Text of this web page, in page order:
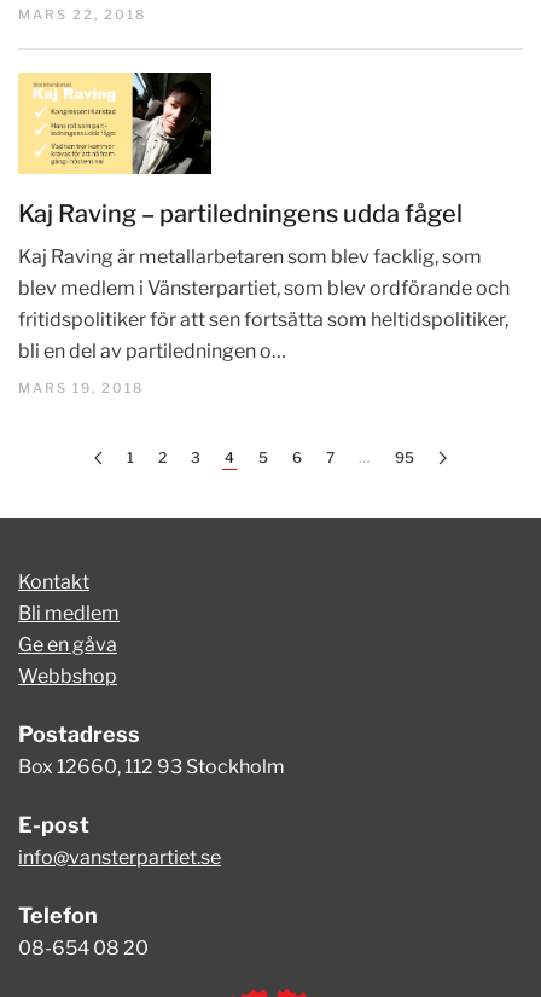
MARS 22, 2018
Kaj Raving – partiledningens udda fågel
Kaj Raving är metallarbetaren som blev facklig, som
blev medlem i Vänsterpartiet, som blev ordförande och
fritidspolitiker för att sen fortsätta som heltidspolitiker,
bli en del av partiledningen o…
MARS 19, 2018
1 2 3 4 5 6 7 … 95
Kontakt
Bli medlem
Ge en gåva
Webbshop
Postadress
Box 12660, 112 93 Stockholm
E-post
info@vansterpartiet.se
Telefon
08-654 08 20